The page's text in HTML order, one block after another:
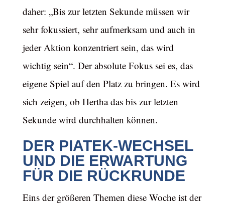
daher: „Bis zur letzten Sekunde müssen wir
sehr fokussiert, sehr aufmerksam und auch in
jeder Aktion konzentriert sein, das wird
wichtig sein“. Der absolute Fokus sei es, das
eigene Spiel auf den Platz zu bringen. Es wird
sich zeigen, ob Hertha das bis zur letzten
Sekunde wird durchhalten können.
DER PIATEK-WECHSEL
UND DIE ERWARTUNG
FÜR DIE RÜCKRUNDE
Eins der größeren Themen diese Woche ist der